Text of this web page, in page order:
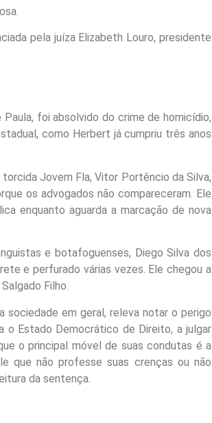
pela juíza Elizabeth Louro, presidente
foi absolvido do crime de homicídio,
como Herbert já cumpriu três anos
Jovem Fla, Vitor Portêncio da Silva,
os advogados não compareceram. Ele
enquanto aguarda a marcação de nova
e botafoguenses, Diego Silva dos
e perfurado várias vezes. Ele chegou a
Filho.
sociedade em geral, releva notar o perigo
o Estado Democrático de Direito, a julgar
o principal móvel de suas condutas é a
que não professe suas crenças ou não
da sentença.